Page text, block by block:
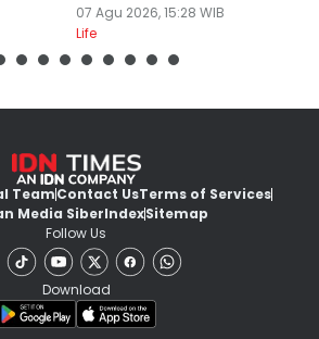
07 Agu 2026, 15:28 WIB
Life
TeamContact UsTerms of Services
Media SiberIndexSitemap
Follow Us
Download